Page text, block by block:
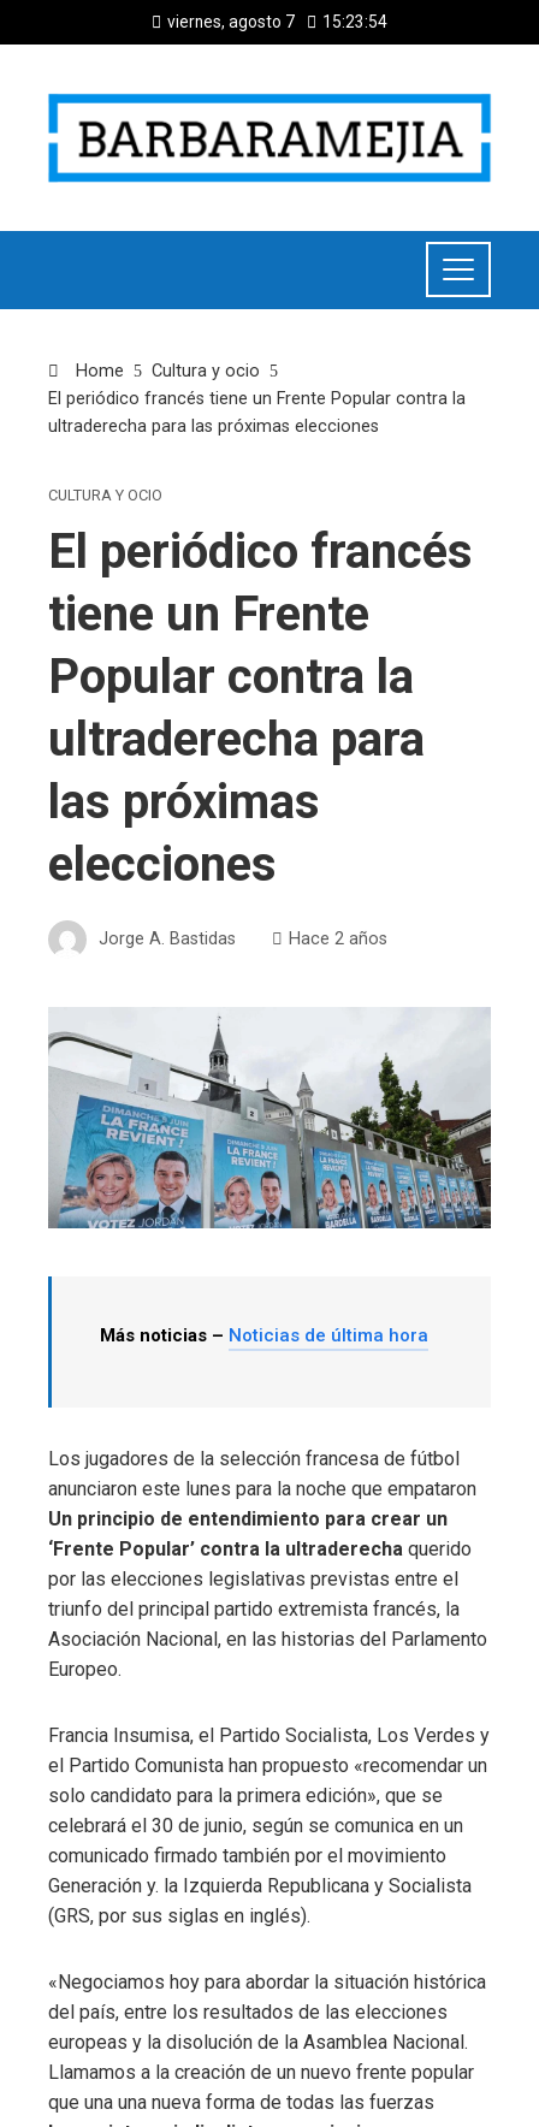
viernes, agosto 7 15:23:55
Home
Cultura y ocio
El periódico francés tiene un Frente Popular contra la
ultraderecha para las próximas elecciones
CULTURA Y OCIO
El periódico francés
tiene un Frente
Popular contra la
ultraderecha para
las próximas
elecciones
Jorge A. Bastidas Hace 2 años
Más noticias – Noticias de última hora
Los jugadores de la selección francesa de fútbol
anunciaron este lunes para la noche que empataron
Un principio de entendimiento para crear un
‘Frente Popular’ contra la ultraderecha querido
por las elecciones legislativas previstas entre el
triunfo del principal partido extremista francés, la
Asociación Nacional, en las historias del Parlamento
Europeo.
Francia Insumisa, el Partido Socialista, Los Verdes y
el Partido Comunista han propuesto «recomendar un
solo candidato para la primera edición», que se
celebrará el 30 de junio, según se comunica en un
comunicado firmado también por el movimiento
Generación y. la Izquierda Republicana y Socialista
(GRS, por sus siglas en inglés).
«Negociamos hoy para abordar la situación histórica
del país, entre los resultados de las elecciones
europeas y la disolución de la Asamblea Nacional.
Llamamos a la creación de un nuevo frente popular
que una una nueva forma de todas las fuerzas